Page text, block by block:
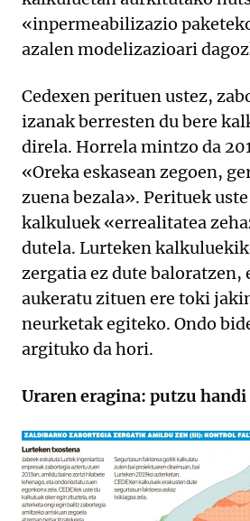
«inpermeabilizazio
azalen modelizazioari
Cedexen perituen ustez,
izanak berresten du bere
direla. Horrela mintzo da
«Oreka eskasean zegoen,
zuena bezala». Perituek
kalkuluek «errealitatea
dutela. Lurteken
zergatia ez dute baloratzen,
aukeratu zituen ere toki
neurketak egiteko. Ondo
argituko da hori.
Uraren eragina: putzu handi